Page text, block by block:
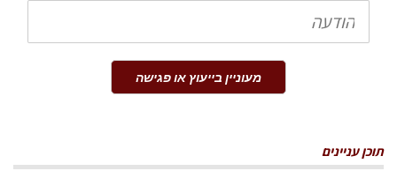
הודעה
מעוניין בייעוץ או פגישה
תוכן עניינים